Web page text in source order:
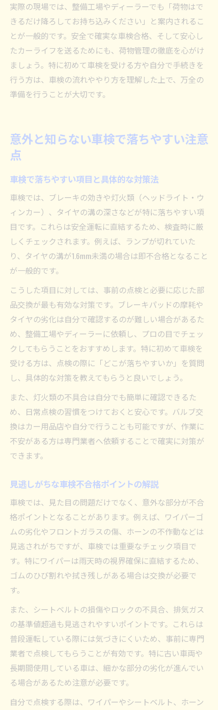
実際の現場では、整備工場やディーラーでも「荷物はで
きるだけ降ろしてお持ち込みください」と案内されるこ
とが一般的です。安全で確実な車検合格、そして安心し
たカーライフを送るためにも、荷物管理の徹底を心がけ
ましょう。特に初めて車検を受ける方や自分で手続きを
行う方は、車検の流れややり方を理解した上で、万全の
準備を行うことが大切です。
意外と知らない車検で落ちやすい注意
点
車検で落ちやすい項目と具体的な対策法
車検では、ブレーキの効きや灯火類（ヘッドライト・ウ
ィンカー）、タイヤの溝の深さなどが特に落ちやすい項
目です。これらは安全運転に直結するため、検査時に厳
しくチェックされます。例えば、ランプが切れていた
り、タイヤの溝が1.6mm未満の場合は即不合格となること
が一般的です。
こうした項目に対しては、事前の点検と必要に応じた部
品交換が最も有効な対策です。ブレーキパッドの摩耗や
タイヤの劣化は自分で確認するのが難しい場合があるた
め、整備工場やディーラーに依頼し、プロの目でチェッ
クしてもらうことをおすすめします。特に初めて車検を
受ける方は、点検の際に「どこが落ちやすいか」を質問
し、具体的な対策を教えてもらうと良いでしょう。
また、灯火類の不具合は自分でも簡単に確認できるた
め、日常点検の習慣をつけておくと安心です。バルブ交
換はカー用品店や自分で行うことも可能ですが、作業に
不安がある方は専門業者へ依頼することで確実に対策が
できます。
見逃しがちな車検不合格ポイントの解説
車検では、見た目の問題だけでなく、意外な部分が不合
格ポイントとなることがあります。例えば、ワイパーゴ
ムの劣化やフロントガラスの傷、ホーンの不作動などは
見逃されがちですが、車検では重要なチェック項目で
す。特にワイパーは雨天時の視界確保に直結するため、
ゴムのひび割れや拭き残しがある場合は交換が必要で
す。
また、シートベルトの損傷やロックの不具合、排気ガス
の基準値超過も見逃されやすいポイントです。これらは
普段運転している際には気づきにくいため、事前に専門
業者で点検してもらうことが有効です。特に古い車両や
長期間使用している車は、細かな部分の劣化が進んでい
る場合があるため注意が必要です。
自分で点検する際は、ワイパーやシートベルト、ホーン